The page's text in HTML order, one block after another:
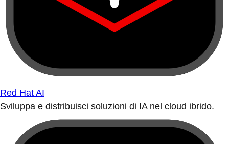
Red Hat AI
Sviluppa e distribuisci soluzioni di IA nel cloud ibrido.